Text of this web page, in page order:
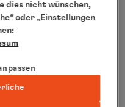
unter
blog
Leiterin
dies nicht wünschen,
oder „Einstellungen